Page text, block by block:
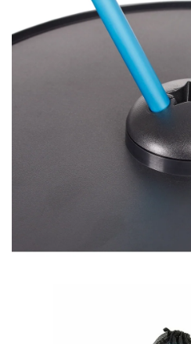
Confirm
Are you 18